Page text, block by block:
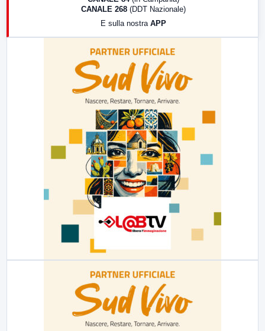
CANALE 268 (DDT Nazionale)
E sulla nostra APP